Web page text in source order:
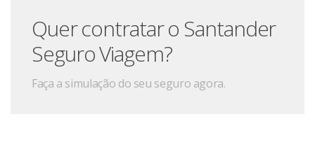
Quer contratar o Santander
Seguro Viagem?
Faça a simulação do seu seguro agora.